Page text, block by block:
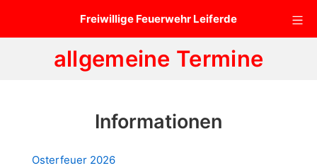
Freiwillige Feuerwehr Leiferde
allgemeine Termine
Informationen
Osterfeuer 2026